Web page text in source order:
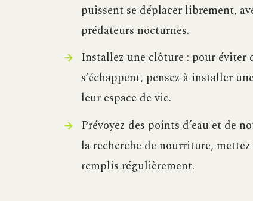
puissent se déplacer librement,
prédateurs nocturnes.
Installez une clôture : pour éviter
s’échappent, pensez à installer
leur espace de vie.
Prévoyez des points d’eau et de
la recherche de nourriture,
remplis régulièrement.